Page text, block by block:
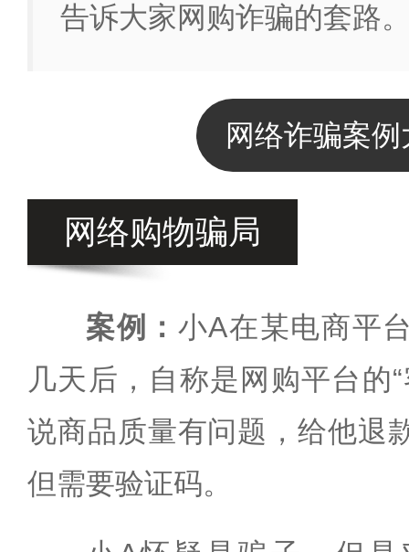
告诉大家网购诈骗的套路
网络诈骗案
网络购物骗局
案例： 小A在某电商平
几天后，自称是网购平台的
说商品质量有问题，给他退
但需要验证码。